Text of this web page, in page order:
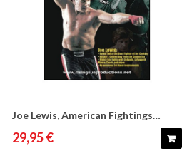
Comparer Liste d'envies
Joe Lewis, American Fightings
29,95 €